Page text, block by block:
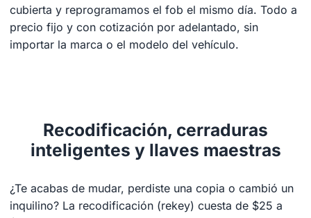
cubierta y reprogramamos el fob el mismo día. Todo a
precio fijo y con cotización por adelantado, sin
importar la marca o el modelo del vehículo.
Recodificación, cerraduras
inteligentes y llaves maestras
¿Te acabas de mudar, perdiste una copia o cambió un
inquilino? La recodificación (rekey) cuesta de $25 a